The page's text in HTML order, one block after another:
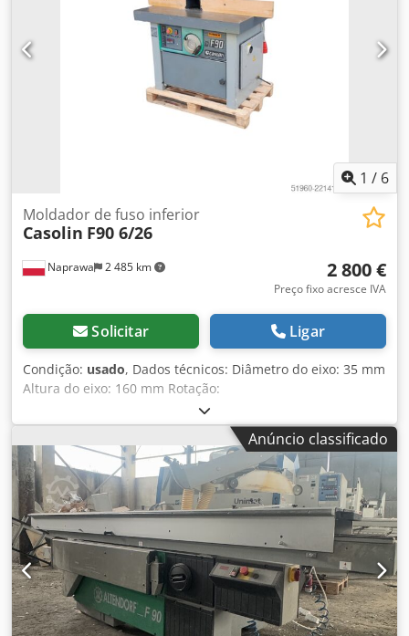
1 / 6
Naprawa 2 485 km
Moldador de fuso inferior
Casolin F90 6/26
2 800 €
Preço fixo acresce IVA
Solicitar Ligar
Condição: usado, Dados técnicos: Diâmetro do eixo: 35 mm
Altura do eixo: 160 mm Rotação:
3000/4500/6000/8000/10000 rpm Regulação manual da
altura do eixo Bloqueio do eixo Braços de batente
ajustáveis Potência do motor: 4 kW Alimentação: 380 V
Dimensões totais: Codpfszd Al Isx Ad Rerf Comprimento:
2550 mm Largura: 1000/1300 mm Altura: 1300 mm
Anúncio classificado